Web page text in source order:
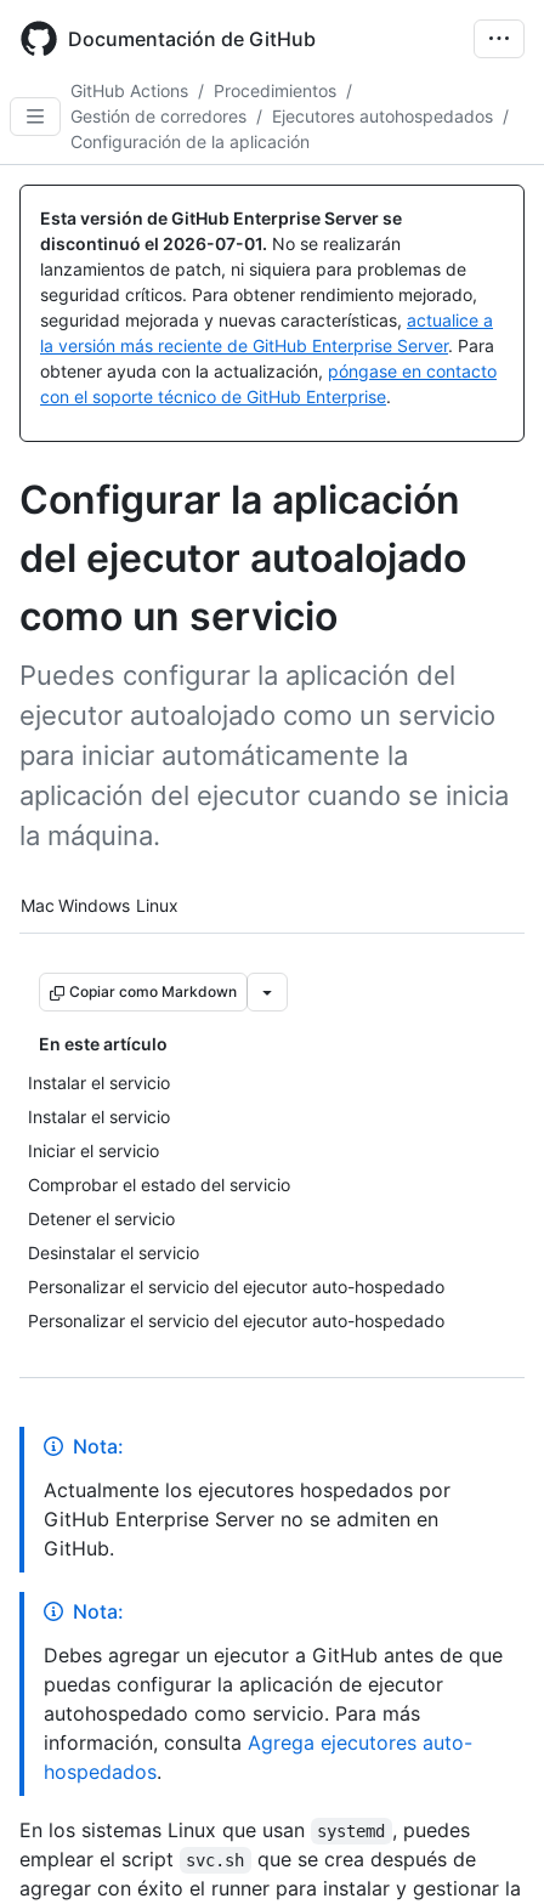
main
Documentación de GitHub
GitHub Actions / Procedimientos /
Gestión de corredores / Ejecutores autohospedados /
Configuración de la aplicación
Esta versión de GitHub Enterprise Server se
discontinuó el 2026-07-01. No se realizarán
lanzamientos de patch, ni siquiera para problemas de
seguridad críticos. Para obtener rendimiento mejorado,
seguridad mejorada y nuevas características, actualice a
la versión más reciente de GitHub Enterprise Server. Para
obtener ayuda con la actualización, póngase en contacto
con el soporte técnico de GitHub Enterprise.
Configurar la aplicación
del ejecutor autoalojado
como un servicio
Puedes configurar la aplicación del
ejecutor autoalojado como un servicio
para iniciar automáticamente la
aplicación del ejecutor cuando se inicia
la máquina.
Platform navigation
Mac Windows Linux
Copiar como Markdown
En este artículo
Instalar el servicio
Instalar el servicio
Iniciar el servicio
Comprobar el estado del servicio
Detener el servicio
Desinstalar el servicio
Personalizar el servicio del ejecutor auto-hospedado
Personalizar el servicio del ejecutor auto-hospedado
Nota:
Actualmente los ejecutores hospedados por
GitHub Enterprise Server no se admiten en
GitHub.
Nota:
Debes agregar un ejecutor a GitHub antes de que
puedas configurar la aplicación de ejecutor
autohospedado como servicio. Para más
información, consulta Agrega ejecutores auto-
hospedados.
En los sistemas Linux que usan systemd , puedes
emplear el script
svc.sh
que se crea después de
agregar con éxito el runner para instalar y gestionar la